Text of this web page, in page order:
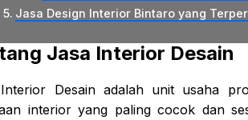
Jasa Design Interior Bintaro yang
Jasa Interior Desain
Desain adalah unit usaha
interior yang paling cocok dan